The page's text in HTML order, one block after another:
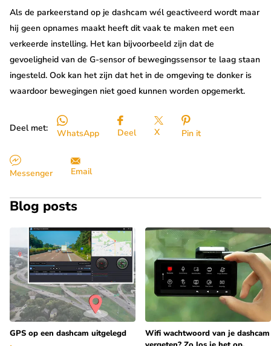
Als de parkeerstand op je dashcam wél geactiveerd wordt maar
hij geen opnames maakt heeft dit vaak te maken met een
verkeerde instelling. Het kan bijvoorbeeld zijn dat de
gevoeligheid van de G-sensor of bewegingssensor te laag staan
ingesteld. Ook kan het zijn dat het in de omgeving te donker is
waardoor bewegingen niet goed kunnen worden opgemerkt.
Deel met: WhatsApp Deel X Pin it
Messenger Email
Blog posts
GPS op een dashcam uitgelegd
Wifi wachtwoord van je dashcam